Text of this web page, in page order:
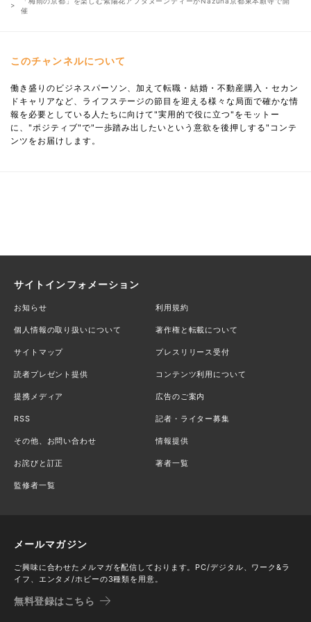
催
このチャンネルについて
働き盛りのビジネスパーソン、加えて転職・結婚・不動産購入・セカン
ドキャリアなど、ライフステージの節目を迎える様々な局面で確かな情
報を必要としている人たちに向けて"実用的で役に立つ"をモットー
に、"ポジティブ"で"一歩踏み出したいという意欲を後押しする"コンテ
ンツをお届けします。
サイトインフォメーション
お知らせ 利用規約
個人情報の取り扱いについて 著作権と転載について
サイトマップ プレスリリース受付
読者プレゼント提供 コンテンツ利用について
提携メディア 広告のご案内
RSS 記者・ライター募集
その他、お問い合わせ 情報提供
お詫びと訂正 著者一覧
監修者一覧
メールマガジン
ご興味に合わせたメルマガを配信しております。PC/デジタル、ワーク&ラ
イフ、エンタメ/ホビーの3種類を用意。
無料登録はこちら